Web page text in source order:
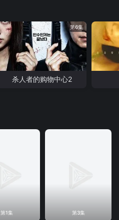
第6集
杀人者的购物中心2
第1集 第3集